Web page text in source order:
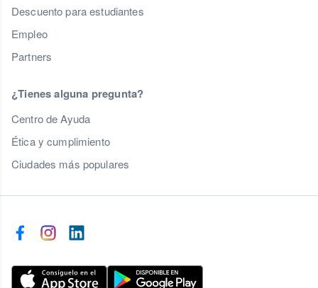
Descuento para estudiantes
Empleo
Partners
¿Tienes alguna pregunta?
Centro de Ayuda
Ética y cumplimiento
Ciudades más populares